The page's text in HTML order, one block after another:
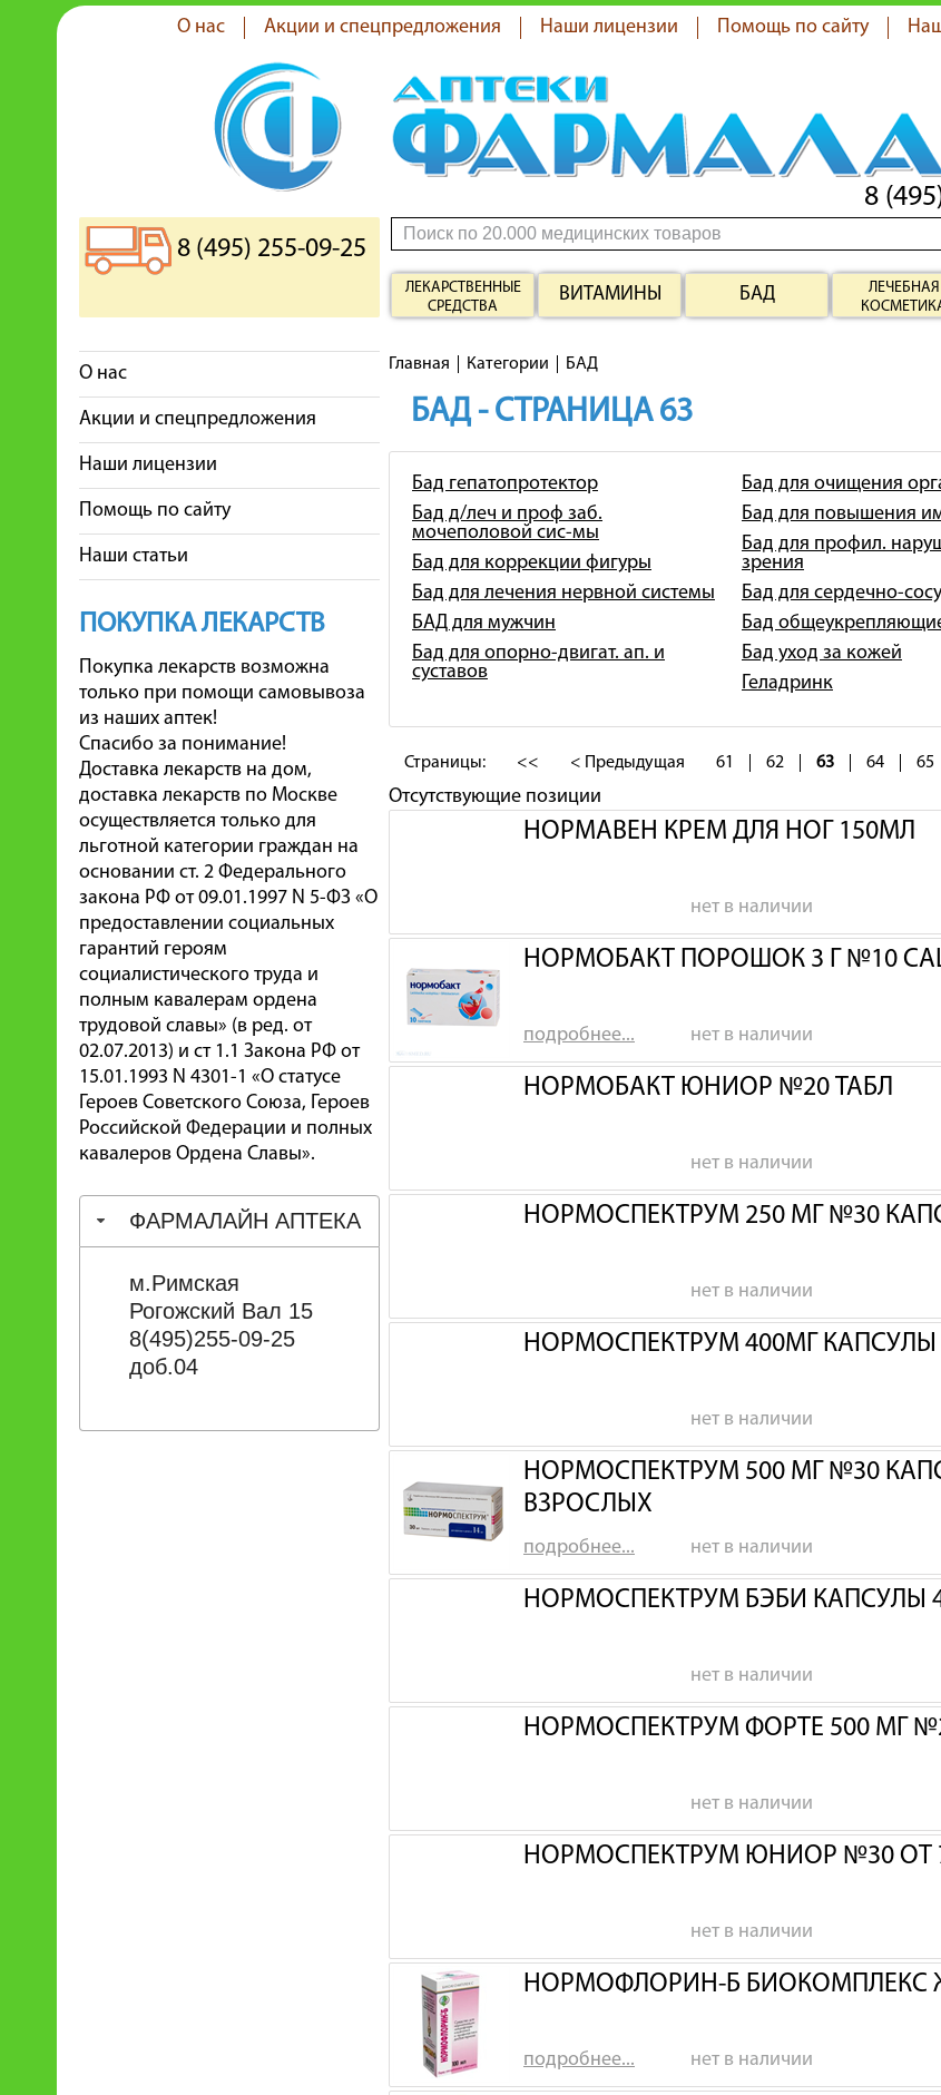
О нас Акции и спецпредложения Наши лицензии Помощь по сайту
8
8 (495) 255-09-25
ЛЕКАРСТВЕННЫЕ
СРЕДСТВА
ВИТАМИНЫ БАД
ЛЕЧЕБНАЯ
О нас
Акции и спецпредложения
Наши лицензии
Помощь по сайту
Наши статьи
ПОКУПКА ЛЕКАРСТВ
Покупка лекарств возможна
только при помощи самовывоза
из наших аптек!
Спасибо за понимание!
Доставка лекарств на дом,
доставка лекарств по Москве
осуществляется только для
льготной категории граждан на
основании ст. 2 Федерального
закона РФ от 09.01.1997 N 5-ФЗ «О
предоставлении социальных
гарантий героям
социалистического труда и
полным кавалерам ордена
трудовой славы» (в ред. от
02.07.2013) и ст 1.1 Закона РФ от
15.01.1993 N 4301-1 «О статусе
Героев Советского Союза, Героев
Российской Федерации и полных
кавалеров Ордена Славы».
ФАРМАЛАЙН АПТЕКА
м.Римская
Рогожский Вал 15
8(495)255-09-25
доб.04
Главная Категории БАД
БАД - СТРАНИЦА 63
Бад гепатопротектор
Бад д/леч и проф заб.
мочеполовой сис-мы
Бад для коррекции фигуры
Бад для лечения нервной системы
БАД для мужчин
Бад для опорно-двигат. ап. и
суставов
Бад для очищения
Бад для повышения
Бад для профил.
зрения
Бад для сердечно-
Бад
Бад уход за кожей
Геладринк
Страницы: << < Предыдущая 61 62 63 64 65
Отсутствующие позиции
НОРМАВЕН КРЕМ ДЛЯ НОГ 150МЛ
нет в наличии
НОРМОБАКТ ПОРОШОК 3 Г №10
подробнее... нет в наличии
НОРМОБАКТ ЮНИОР №20 ТАБЛ
нет в наличии
НОРМОСПЕКТРУМ 250 МГ №30
нет в наличии
НОРМОСПЕКТРУМ 400МГ КАПСУЛЫ
нет в наличии
НОРМОСПЕКТРУМ 500 МГ №30
ВЗРОСЛЫХ
подробнее... нет в наличии
НОРМОСПЕКТРУМ БЭБИ КАПСУЛЫ
нет в наличии
НОРМОСПЕКТРУМ ФОРТЕ 500 МГ
нет в наличии
НОРМОСПЕКТРУМ ЮНИОР №30 ОТ 7
нет в наличии
НОРМОФЛОРИН-Б БИОКОМПЛЕКС
подробнее... нет в наличии